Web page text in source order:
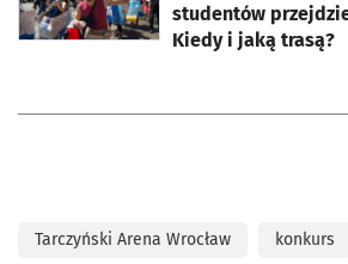
studentów
Kiedy i jaką trasą?
Tarczyński Arena Wrocław konkurs